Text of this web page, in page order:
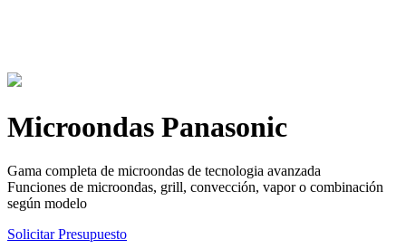
Microondas Panasonic
Gama completa de microondas de tecnologia avanzada
Funciones de microondas, grill, convección, vapor o combinación
según modelo
Solicitar Presupuesto